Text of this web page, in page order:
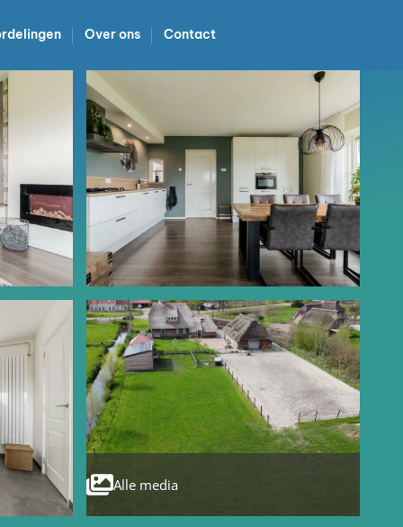
Over ons Contact
Alle media